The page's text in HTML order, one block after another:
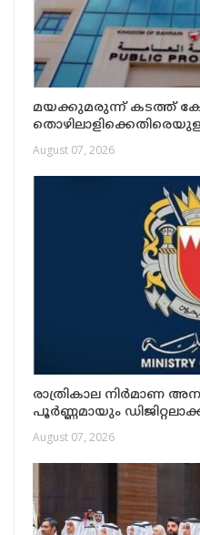
മയക്കുമരുന്ന് കടത്ത്
August 07, 2026
രാത്രികാല നിർമാണ
പൂർണ്ണമായും
August 07, 2026